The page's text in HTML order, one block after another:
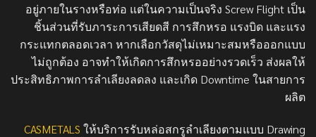
อยู่ภายในรางหรือท่อ แต่ในความเป็นจริง Screw Flight เป็น
ชิ้นส่วนที่รับภาระการเสียดสี การสึกหรอ แรงบิด และแรง
กระแทกตลอดเวลา หากเลือกวัสดุไม่เหมาะสมหรือออกแบบ
ไม่ถูกต้อง อาจทำให้เกิดการสึกหรออย่างรวดเร็ว ส่งผลให้
ประสิทธิภาพการลำเลียงลดลง และเกิด Downtime ในสายการ
ผลิต
CASMETALS ให้บริการรับหล่อสกรูลำเลียงตามแบบ Drawing